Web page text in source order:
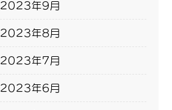
2023年9月
2023年8月
2023年7月
2023年6月